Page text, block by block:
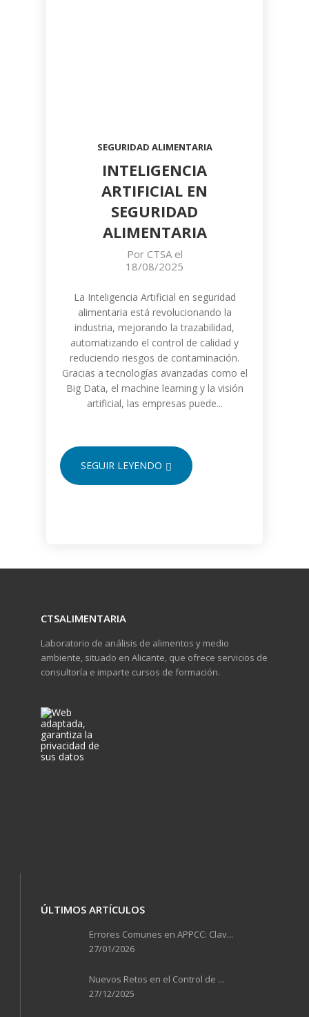
SEGURIDAD ALIMENTARIA
INTELIGENCIA
ARTIFICIAL EN
SEGURIDAD
ALIMENTARIA
Por CTSAel
18/08/2025
La Inteligencia Artificial en seguridad
alimentaria está revolucionando la
industria, mejorando la trazabilidad,
automatizando el control de calidad y
reduciendo riesgos de contaminación.
Gracias a tecnologías avanzadas como el
Big Data, el machine learning y la visión
artificial, las empresas puede...
SEGUIR LEYENDO
CTSALIMENTARIA
Laboratorio de análisis de alimentos y medio
ambiente, situado en Alicante, que ofrece servicios de
consultoría e imparte cursos de formación.
ÚLTIMOS ARTÍCULOS
Errores Comunes en APPCC: Clav...
27/01/2026
Nuevos Retos en el Control de ...
27/12/2025